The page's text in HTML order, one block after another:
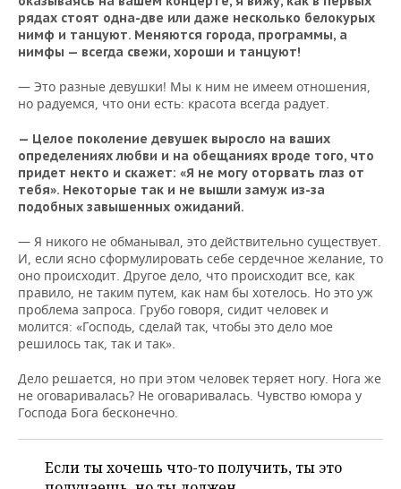
рядах стоят одна-две или даже несколько белокурых
нимф и танцуют. Меняются города, программы, а
нимфы — всегда свежи, хороши и танцуют!
— Это разные девушки! Мы к ним не имеем отношения,
но радуемся, что они есть: красота всегда радует.
— Целое поколение девушек выросло на ваших
определениях любви и на обещаниях вроде того, что
придет некто и скажет: «Я не могу оторвать глаз от
тебя». Некоторые так и не вышли замуж из-за
подобных завышенных ожиданий.
— Я никого не обманывал, это действительно существует.
И, если ясно сформулировать себе сердечное желание, то
оно происходит. Другое дело, что происходит все, как
правило, не таким путем, как нам бы хотелось. Но это уж
проблема запроса. Грубо говоря, сидит человек и
молится: «Господь, сделай так, чтобы это дело мое
решилось так, так и так».
Дело решается, но при этом человек теряет ногу. Нога же
не оговаривалась? Не оговаривалась. Чувство юмора у
Господа Бога бесконечно.
Если ты хочешь что-то получить, ты это